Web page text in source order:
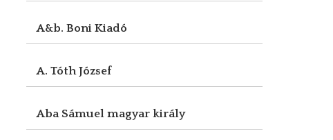
A&b. Boni Kiadó
A. Tóth József
Aba Sámuel magyar király